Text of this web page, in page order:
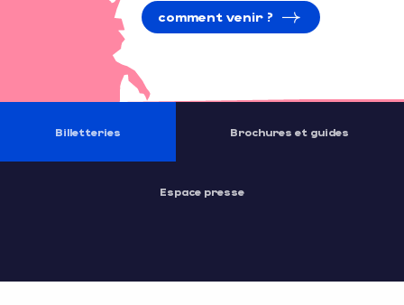
comment venir ?
Billetteries Brochures et guides
Espace presse